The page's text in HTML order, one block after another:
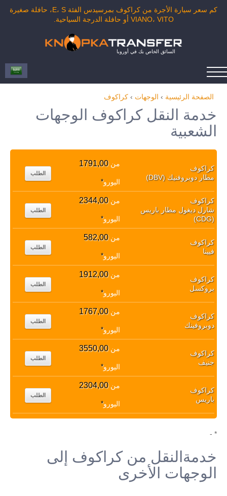
كم سعر سيارة الأجرة من كراكوف بمرسيدس الفئة E، S، حافلة صغيرة
VIANO، VITO أو حافلة الدرجة السياحية.
السائق الخاص بك في أوروبا
الصفحة الرئيسية › الوجهات › كراكوف
خدمة النقل كراكوف الوجهات
الشعبية
كراكوف
مطار دوبروفنيك (DBV)
من1791,00
اليورو*
الطلب
كراكوف
شارل ديغول مطار باريس
(CDG)
من2344,00
اليورو*
الطلب
كراكوف
فيينا
من582,00
اليورو*
الطلب
كراكوف
بروكسل
من1912,00
اليورو*
الطلب
كراكوف
دوبروفينك
من1767,00
اليورو*
الطلب
كراكوف
جنيف
من3550,00
اليورو*
الطلب
كراكوف
باريس
من2304,00
اليورو*
الطلب
* -
خدمةالنقل من كراكوف إلى
الوجهات الأخرى